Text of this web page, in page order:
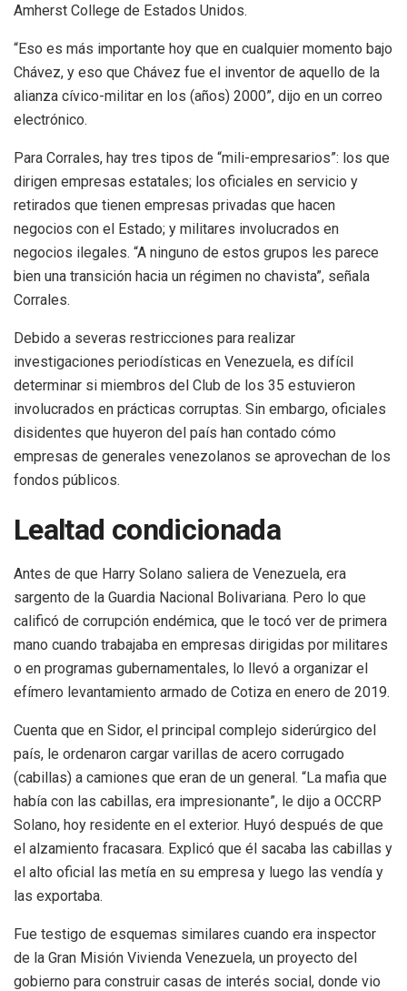
Amherst College de Estados Unidos.
“Eso es más importante hoy que en cualquier momento bajo
Chávez, y eso que Chávez fue el inventor de aquello de la
alianza cívico-militar en los (años) 2000”, dijo en un correo
electrónico.
Para Corrales, hay tres tipos de “mili-empresarios”: los que
dirigen empresas estatales; los oficiales en servicio y
retirados que tienen empresas privadas que hacen
negocios con el Estado; y militares involucrados en
negocios ilegales. “A ninguno de estos grupos les parece
bien una transición hacia un régimen no chavista”, señala
Corrales.
Debido a severas restricciones para realizar
investigaciones periodísticas en Venezuela, es difícil
determinar si miembros del Club de los 35 estuvieron
involucrados en prácticas corruptas. Sin embargo, oficiales
disidentes que huyeron del país han contado cómo
empresas de generales venezolanos se aprovechan de los
fondos públicos.
Lealtad condicionada
Antes de que Harry Solano saliera de Venezuela, era
sargento de la Guardia Nacional Bolivariana. Pero lo que
calificó de corrupción endémica, que le tocó ver de primera
mano cuando trabajaba en empresas dirigidas por militares
o en programas gubernamentales, lo llevó a organizar el
efímero levantamiento armado de Cotiza en enero de 2019.
Cuenta que en Sidor, el principal complejo siderúrgico del
país, le ordenaron cargar varillas de acero corrugado
(cabillas) a camiones que eran de un general. “La mafia que
había con las cabillas, era impresionante”, le dijo a OCCRP
Solano, hoy residente en el exterior. Huyó después de que
el alzamiento fracasara. Explicó que él sacaba las cabillas y
el alto oficial las metía en su empresa y luego las vendía y
las exportaba.
Fue testigo de esquemas similares cuando era inspector
de la Gran Misión Vivienda Venezuela, un proyecto del
gobierno para construir casas de interés social, donde vio